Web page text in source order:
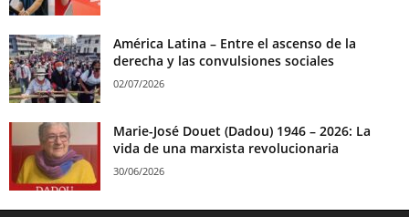
América Latina – Entre el ascenso de la
derecha y las convulsiones sociales
02/07/2026
Marie-José Douet (Dadou) 1946 – 2026: La
vida de una marxista revolucionaria
30/06/2026